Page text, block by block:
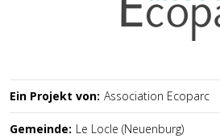
Ein Projekt von: Association Ecoparc
Gemeinde: Le Locle (Neuenburg)